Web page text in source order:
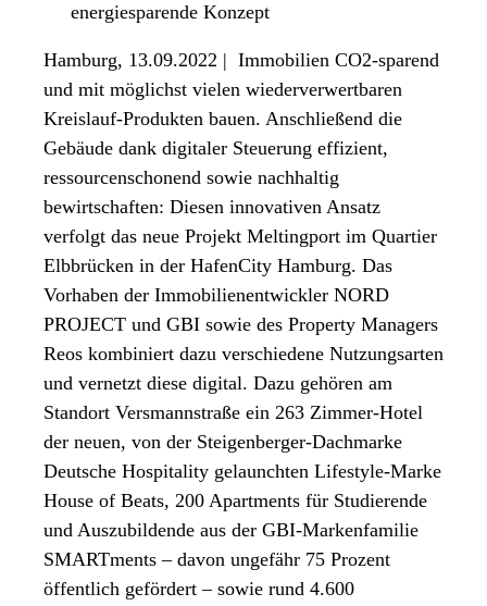
energiesparende Konzept
Hamburg, 13.09.2022 | Immobilien CO2-sparend
und mit möglichst vielen wiederverwertbaren
Kreislauf-Produkten bauen. Anschließend die
Gebäude dank digitaler Steuerung effizient,
ressourcenschonend sowie nachhaltig
bewirtschaften: Diesen innovativen Ansatz
verfolgt das neue Projekt Meltingport im Quartier
Elbbrücken in der HafenCity Hamburg. Das
Vorhaben der Immobilienentwickler NORD
PROJECT und GBI sowie des Property Managers
Reos kombiniert dazu verschiedene Nutzungsarten
und vernetzt diese digital. Dazu gehören am
Standort Versmannstraße ein 263 Zimmer-Hotel
der neuen, von der Steigenberger-Dachmarke
Deutsche Hospitality gelaunchten Lifestyle-Marke
House of Beats, 200 Apartments für Studierende
und Auszubildende aus der GBI-Markenfamilie
SMARTments – davon ungefähr 75 Prozent
öffentlich gefördert – sowie rund 4.600